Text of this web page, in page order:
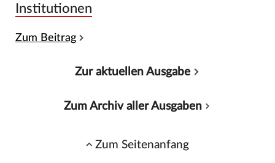
Institutionen
Zum Beitrag
Zur aktuellen Ausgabe
Zum Archiv aller Ausgaben
Zum Seitenanfang